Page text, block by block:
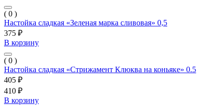
( 0 )
Настойка сладкая «Зеленая марка сливовая» 0,5
375 ₽
В корзину
( 0 )
Настойка сладкая «Стрижамент Клюква на коньяке» 0.5
405 ₽
410 ₽
В корзину